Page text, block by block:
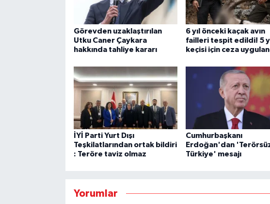
Görevden uzaklaştırılan
Utku Caner Çaykara
hakkında tahliye kararı
6 yıl önceki kaçak avın
failleri tespit edildi! 5
keçisi için ceza
İYİ Parti Yurt Dışı
Teşkilatlarından ortak bildiri
: Teröre taviz olmaz
Cumhurbaşkanı
Erdoğan'dan
Türkiye' mesajı
Yorumlar